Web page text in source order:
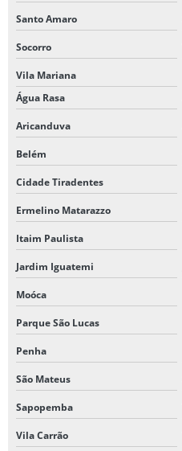
Santo Amaro
Socorro
Vila Mariana
Água Rasa
Aricanduva
Belém
Cidade Tiradentes
Ermelino Matarazzo
Itaim Paulista
Jardim Iguatemi
Moóca
Parque São Lucas
Penha
São Mateus
Sapopemba
Vila Carrão